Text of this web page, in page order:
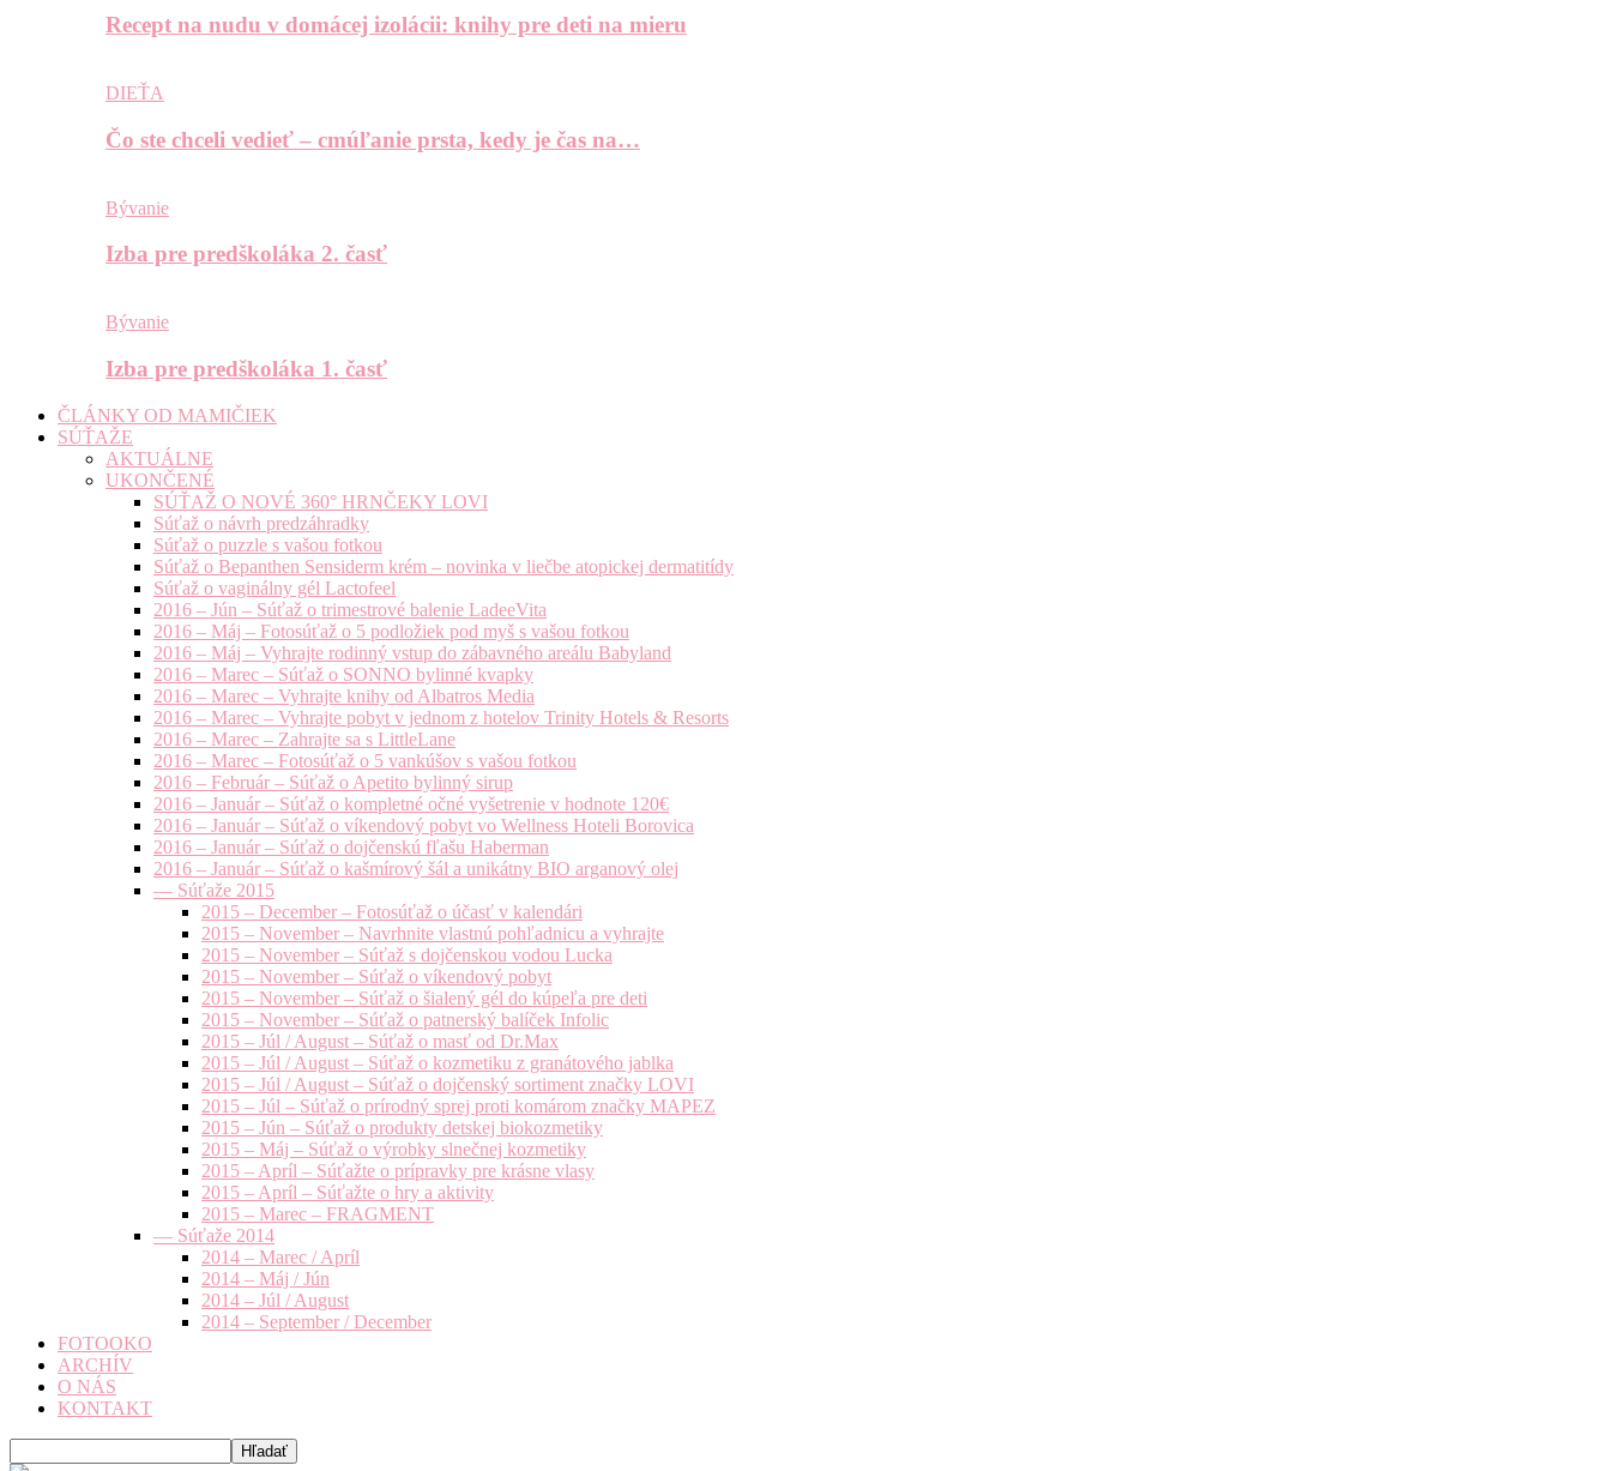
Recept na nudu v domácej izolácii: knihy pre deti na mieru
DIEŤA
Čo ste chceli vedieť – cmúľanie prsta, kedy je čas na…
Bývanie
Izba pre predškoláka 2. časť
Bývanie
Izba pre predškoláka 1. časť
ČLÁNKY OD MAMIČIEK
SÚŤAŽE
AKTUÁLNE
UKONČENÉ
SÚŤAŽ O NOVÉ 360° HRNČEKY LOVI
Súťaž o návrh predzáhradky
Súťaž o puzzle s vašou fotkou
Súťaž o Bepanthen Sensiderm krém – novinka v liečbe atopickej dermatitídy
Súťaž o vaginálny gél Lactofeel
2016 – Jún – Súťaž o trimestrové balenie LadeeVita
2016 – Máj – Fotosúťaž o 5 podložiek pod myš s vašou fotkou
2016 – Máj – Vyhrajte rodinný vstup do zábavného areálu Babyland
2016 – Marec – Súťaž o SONNO bylinné kvapky
2016 – Marec – Vyhrajte knihy od Albatros Media
2016 – Marec – Vyhrajte pobyt v jednom z hotelov Trinity Hotels & Resorts
2016 – Marec – Zahrajte sa s LittleLane
2016 – Marec – Fotosúťaž o 5 vankúšov s vašou fotkou
2016 – Február – Súťaž o Apetito bylinný sirup
2016 – Január – Súťaž o kompletné očné vyšetrenie v hodnote 120€
2016 – Január – Súťaž o víkendový pobyt vo Wellness Hoteli Borovica
2016 – Január – Súťaž o dojčenskú fľašu Haberman
2016 – Január – Súťaž o kašmírový šál a unikátny BIO arganový olej
— Súťaže 2015
2015 – December – Fotosúťaž o účasť v kalendári
2015 – November – Navrhnite vlastnú pohľadnicu a vyhrajte
2015 – November – Súťaž s dojčenskou vodou Lucka
2015 – November – Súťaž o víkendový pobyt
2015 – November – Súťaž o šialený gél do kúpeľa pre deti
2015 – November – Súťaž o patnerský balíček Infolic
2015 – Júl / August – Súťaž o masť od Dr.Max
2015 – Júl / August – Súťaž o kozmetiku z granátového jablka
2015 – Júl / August – Súťaž o dojčenský sortiment značky LOVI
2015 – Júl – Súťaž o prírodný sprej proti komárom značky MAPEZ
2015 – Jún – Súťaž o produkty detskej biokozmetiky
2015 – Máj – Súťaž o výrobky slnečnej kozmetiky
2015 – Apríl – Súťažte o prípravky pre krásne vlasy
2015 – Apríl – Súťažte o hry a aktivity
2015 – Marec – FRAGMENT
— Súťaže 2014
2014 – Marec / Apríl
2014 – Máj / Jún
2014 – Júl / August
2014 – September / December
FOTOOKO
ARCHÍV
O NÁS
KONTAKT